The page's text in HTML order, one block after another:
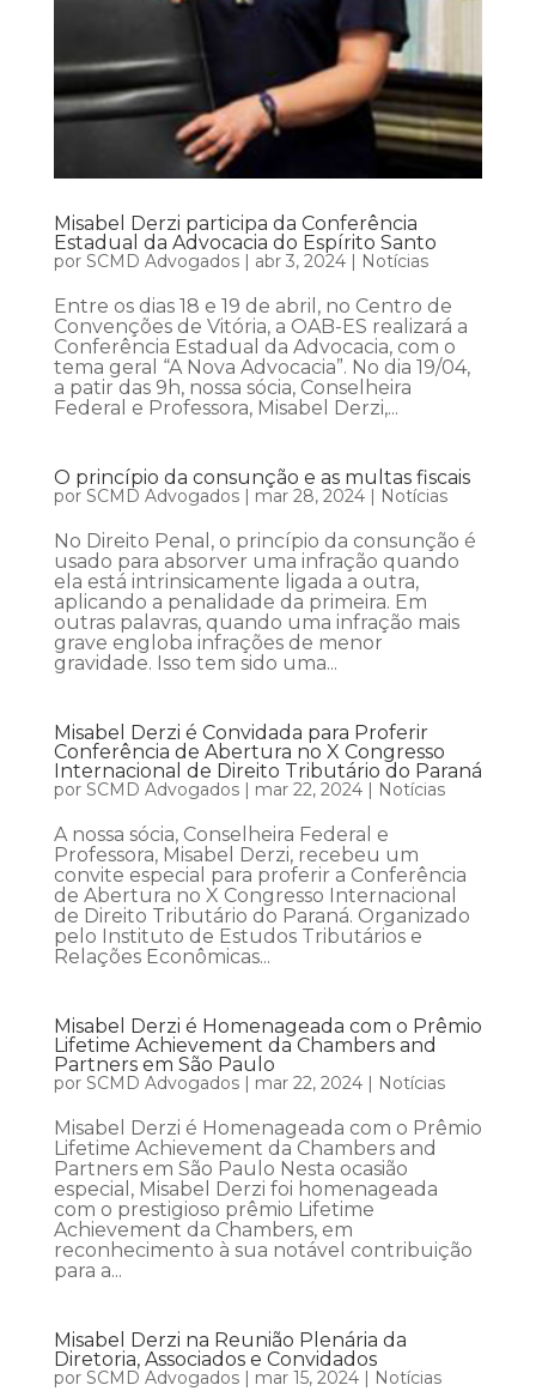
Misabel Derzi participa da Conferência
Estadual da Advocacia do Espírito Santo
por SCMD Advogados| abr 3, 2024| Notícias
Entre os dias 18 e 19 de abril, no Centro de
Convenções de Vitória, a OAB-ES realizará a
Conferência Estadual da Advocacia, com o
tema geral “A Nova Advocacia”. No dia 19/04,
a patir das 9h, nossa sócia, Conselheira
Federal e Professora, Misabel Derzi,...
O princípio da consunção e as multas fiscais
por SCMD Advogados| mar 28, 2024| Notícias
No Direito Penal, o princípio da consunção é
usado para absorver uma infração quando
ela está intrinsicamente ligada a outra,
aplicando a penalidade da primeira. Em
outras palavras, quando uma infração mais
grave engloba infrações de menor
gravidade. Isso tem sido uma...
Misabel Derzi é Convidada para Proferir
Conferência de Abertura no X Congresso
Internacional de Direito Tributário do Paraná
por SCMD Advogados| mar 22, 2024| Notícias
A nossa sócia, Conselheira Federal e
Professora, Misabel Derzi, recebeu um
convite especial para proferir a Conferência
de Abertura no X Congresso Internacional
de Direito Tributário do Paraná. Organizado
pelo Instituto de Estudos Tributários e
Relações Econômicas...
Misabel Derzi é Homenageada com o Prêmio
Lifetime Achievement da Chambers and
Partners em São Paulo
por SCMD Advogados| mar 22, 2024| Notícias
Misabel Derzi é Homenageada com o Prêmio
Lifetime Achievement da Chambers and
Partners em São Paulo Nesta ocasião
especial, Misabel Derzi foi homenageada
com o prestigioso prêmio Lifetime
Achievement da Chambers, em
reconhecimento à sua notável contribuição
para a...
Misabel Derzi na Reunião Plenária da
Diretoria, Associados e Convidados
por SCMD Advogados| mar 15, 2024| Notícias